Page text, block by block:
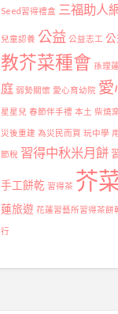
Seed習得禮盒 三福助人
兒童認養 公益 公益志工
教芥菜種會 孫理
庭 弱勢關懷 愛心育幼院 愛
星星兒 春節伴手禮 本土 柴燒
災後重建 為災民而買 玩中學
節稅 習得中秋米月餅
手工餅乾 習得茶 芥
蓮旅遊 花蓮習藝所習得茶餅
行